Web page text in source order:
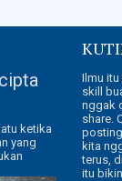
ketika
yang
Ilmu
skill
nggak
share.
kita
terus,
itu